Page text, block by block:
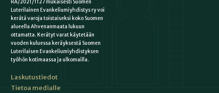
RA/2021/1127 mukaisesti Suomen
Luterilainen Evankeliumiyhdistys ry voi
kerätä varoja toistaiseksi koko Suomen
alueella Ahvenanmaata lukuun
ottamatta. Kerätyt varat käytetään
vuoden kuluessa keräyksestä Suomen
Luterilaisen Evankeliumiyhdistyksen
työhön kotimaassa ja ulkomailla.
Laskutustiedot
Tietoa medialle